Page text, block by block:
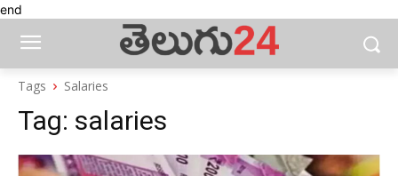
end
Tags Salaries
Tag: salaries